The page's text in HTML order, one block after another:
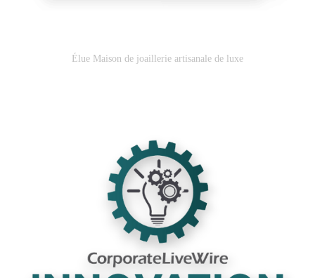
Élue Maison de joaillerie artisanale de luxe